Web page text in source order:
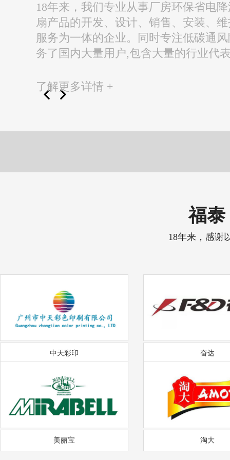
18年来，我们专业从事厂房环保省电
扇产品的开发、设计、销售、安装、
服务为一体的企业。同时专注低碳通
务了国内大量用户,包含大量的行业代
了解更多详情 +
福泰
18年来，感谢
中天彩印 奋达
美丽宝 淘大